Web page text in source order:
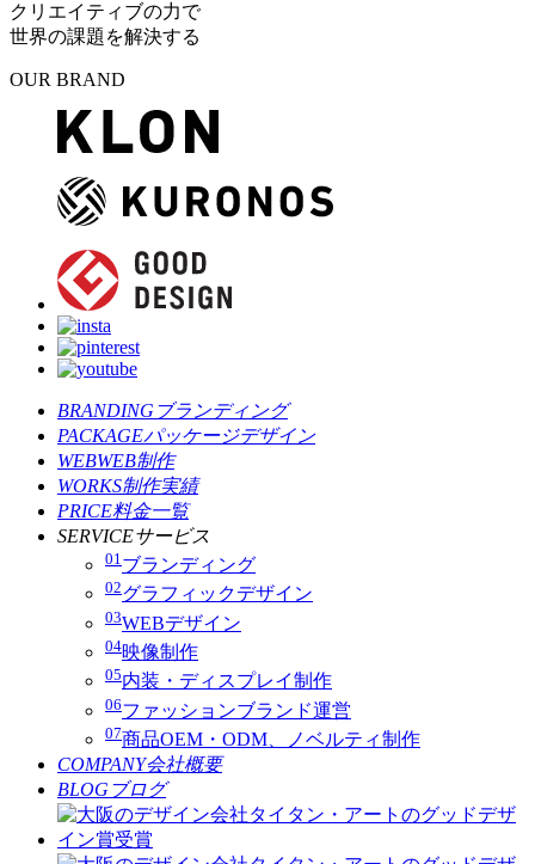
クリエイティブの力で
世界の課題を解決する
OUR BRAND
BRANDING ブランディング
PACKAGEパッケージデザイン
WEBWEB制作
WORKS制作実績
PRICE料金一覧
SERVICEサービス
01 ブランディング
02グラフィックデザイン
03WEBデザイン
04映像制作
05内装・ディスプレイ制作
06ファッションブランド運営
07商品OEM・ODM、ノベルティ制作
COMPANY会社概要
BLOG ブログ